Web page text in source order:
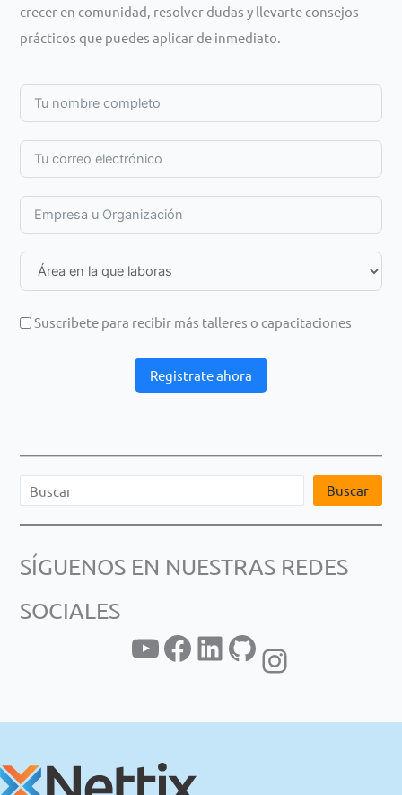
crecer en comunidad, resolver dudas y llevarte consejos
prácticos que puedes aplicar de inmediato.
Suscribete para recibir más talleres o capacitaciones
Registrate ahora
c
r
Buscar
SÍGUENOS EN NUESTRAS REDES
SOCIALES
YouTube Facebook LinkedIn GitHub Instagram